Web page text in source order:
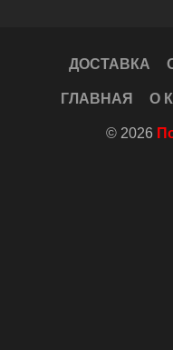
ДОСТАВКА
ГЛАВНАЯ О
© 2026